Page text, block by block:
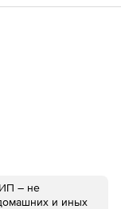
– не
и иных